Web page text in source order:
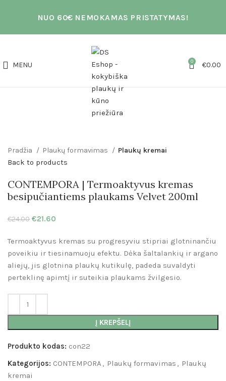
NUO 60€ NEMOKAMAS PRISTATYMAS!
MENU 0 €0.00
Pradžia Plaukų formavimas Plaukų kremai
Back to products
CONTEMPORA | Termoaktyvus kremas
besipučiantiems plaukams Velvet 200ml
€24.00 €21.60
Termoaktyvus kremas su progresyviu stipriai glotninančiu
poveikiu ir tiesinamuoju efektu. Dėka šaltalankių ir argano
aliejų, jis glotnina plaukų kutikulę, padeda suvaldyti
perteklinę apimtį ir suteikia plaukams žvilgesio.
Į KREPŠELĮ
Produkto kodas: con22
Kategorijos: CONTEMPORA , Plaukų formavimas , Plaukų
kremai